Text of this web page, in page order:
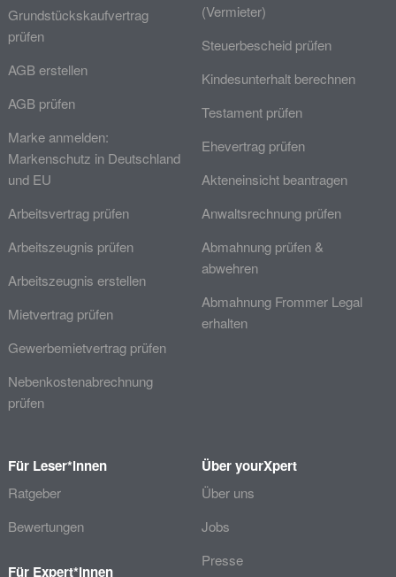
Grundstückskaufvertrag
prüfen
AGB erstellen
AGB prüfen
Marke anmelden:
Markenschutz in Deutschland
und EU
Arbeitsvertrag prüfen
Arbeitszeugnis prüfen
Arbeitszeugnis erstellen
Mietvertrag prüfen
Gewerbemietvertrag prüfen
Nebenkostenabrechnung
prüfen
(Vermieter)
Steuerbescheid prüfen
Kindesunterhalt berechnen
Testament prüfen
Ehevertrag prüfen
Akteneinsicht beantragen
Anwaltsrechnung prüfen
Abmahnung prüfen &
abwehren
Abmahnung Frommer Legal
erhalten
Für Leser*innen
Ratgeber
Bewertungen
Für Expert*innen
Über yourXpert
Über uns
Jobs
Presse